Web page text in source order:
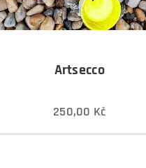
Artsecco
250,00 Kč